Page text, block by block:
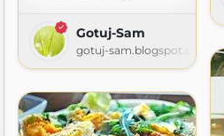
Gotuj-Sam
gotuj-sam.blogspot.com